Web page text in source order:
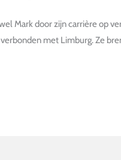
Mark door zijn carrière op
met Limburg. Ze